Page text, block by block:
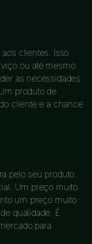
clientes. Isso
ou até mesmo
as necessidades
produto de
cliente e a chance
pelo seu produto.
Um preço muito
um preço muito
qualidade. É
para